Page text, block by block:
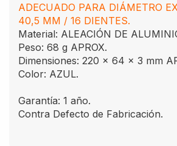
ADECUADO PARA DIÁMETRO
40,5 MM / 16 DIENTES.
Material: ALEACIÓN DE
Peso: 68 g APROX.
Dimensiones: 220 x 64 x 3 mm
Color: AZUL.
Garantía: 1 año.
Contra Defecto de Fabricación.